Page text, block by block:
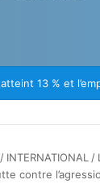
détenus au
/ INTERNATIONAL /
contre